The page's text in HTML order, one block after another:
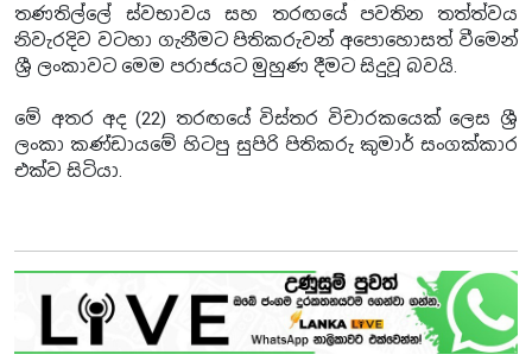
තණතිල්ලේ ස්වභාවය සහ තරඟයේ පවතින තත්ත්වය
නිවැරදිව වටහා ගැනීමට පිතිකරුවන් අපොහොසත් වීමෙන්
ශ්‍රී ලංකාවට මෙම පරාජයට මුහුණ දීමට සිදුවූ බවයි.
මේ අතර අද (22) තරඟයේ විස්තර විචාරකයෙක් ලෙස ශ්‍රී
ලංකා කණ්ඩායමේ හිටපු සුපිරි පිතිකරු කුමාර් සංගක්කාර
එක්ව සිටියා.